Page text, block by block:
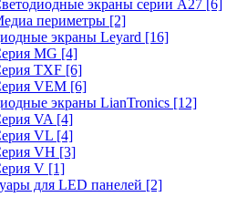
экраны серии А27 [6]
периметры [2]
экраны Leyard [16]
MG [4]
TXF [6]
VEM [6]
экраны LianTronics [12]
VA [4]
VL [4]
VH [3]
V [1]
для LED панелей [2]